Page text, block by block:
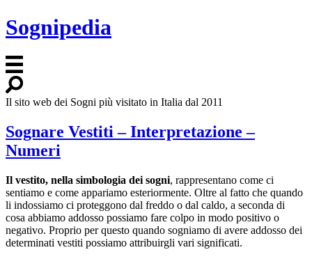
Sognipedia
Il sito web dei Sogni più visitato in Italia dal 2011
Sognare Vestiti – Interpretazione –
Numeri
Il vestito, nella simbologia dei sogni, rappresentano come ci
sentiamo e come appariamo esteriormente. Oltre al fatto che quando
li indossiamo ci proteggono dal freddo o dal caldo, a seconda di
cosa abbiamo addosso possiamo fare colpo in modo positivo o
negativo. Proprio per questo quando sogniamo di avere addosso dei
determinati vestiti possiamo attribuirgli vari significati.